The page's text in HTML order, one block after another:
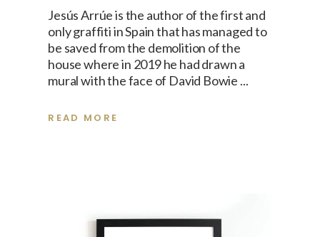
Jesús Arrúe is the author of the first and
only graffiti in Spain that has managed to
be saved from the demolition of the
house where in 2019 he had drawn a
mural with the face of David Bowie
READ MORE